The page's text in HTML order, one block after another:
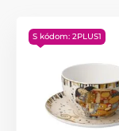
S kódom: 2PLUS1